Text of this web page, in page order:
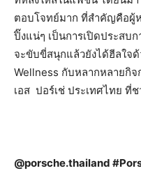
ตอบโจทย์มาก ที่สำคัญคือผู้
ปิ๊งแน่ๆ เป็นการเปิดประสบ
จะขับขี่สนุกแล้วยังได้ฮีลใจ
Wellness กับหลากหลายกิ
เอส ปอร์เช่ ประเทศไทย ที่
@porsche.thailand